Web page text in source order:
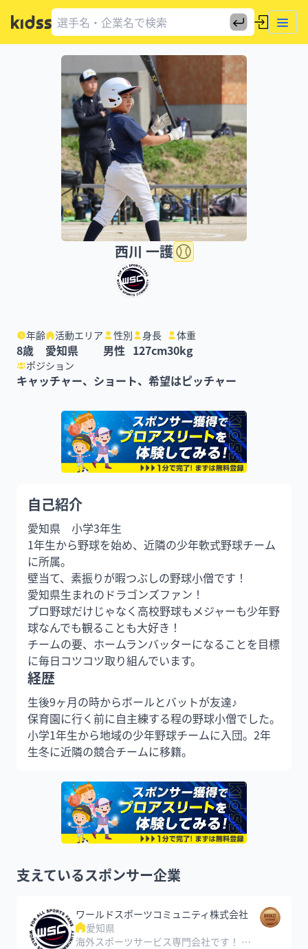
西川 一護
年齢
8歳
活動エリア
愛知県
性別
男性
身長
127cm
体重
30kg
ポジション
キャッチャー、ショート、希望はピッチャー
自己紹介
愛知県　小学3年生
1年生から野球を始め、近隣の少年軟式野球チーム
に所属。
壁当て、素振りが暇つぶしの野球小僧です！
愛知県生まれのドラゴンズファン！
プロ野球だけじゃなく高校野球もメジャーも少年野
球なんでも観ることも大好き！
チームの要、ホームランバッターになることを目標
経歴
生後9ヶ月の時からボールとバットが友達♪
保育園に行く前に自主練する程の野球小僧でした。
小学1年生から地域の少年野球チームに入団。2年
生冬に近隣の競合チームに移籍。
支えているスポンサー企業
ワールドスポーツコミュニティ株式会社
愛知県
海外スポーツサービス専門会社です！ 海外スポーツ観戦のチケット手配やスポーツ選手の直筆サイングッズの販売、全国展開のチアダンススクールの運営など、スポーツに関わるさまざまなサービスを提供しています！